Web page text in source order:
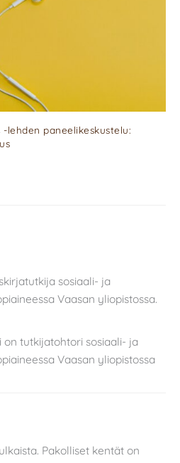
lehden paneelikeskustelu:
sosiaali- ja
Vaasan yliopistossa.
on tutkijatohtori sosiaali- ja
Vaasan yliopistossa
Pakolliset kentät on